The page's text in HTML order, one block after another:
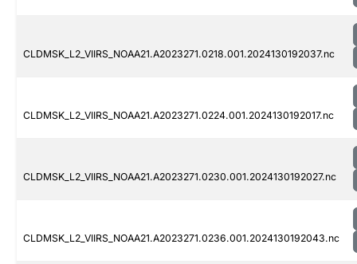
CLDMSK_L2_VIIRS_NOAA21.A2023271.0218.001.2024130192037.nc
CLDMSK_L2_VIIRS_NOAA21.A2023271.0224.001.2024130192017.nc
CLDMSK_L2_VIIRS_NOAA21.A2023271.0230.001.2024130192027.nc
CLDMSK_L2_VIIRS_NOAA21.A2023271.0236.001.2024130192043.nc